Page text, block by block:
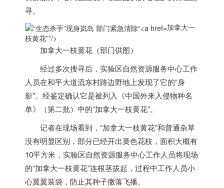
寻。
加拿大一
枝黄花””/>
加拿大一枝黄花（部门供图）
经过多次搜寻后，实验区自然资源服务中心工作
人员在和平大道流东村路边野地上发现了它的“身
影”。经鉴定确认它是被列入《中国外来入侵物种名
单》（第二批）中的“加拿大一枝黄花”。
记者在现场看到，“加拿大一枝黄花”和普通杂草
没有明显区别，部分已经开出黄色花枝，面积大概有
10平方米，实验区自然资源服务中心工作人员将现场
的“加拿大一枝黄花”连根茎拔起，过程中工作人员小
心翼翼装袋，防止其种子撒落飞播。